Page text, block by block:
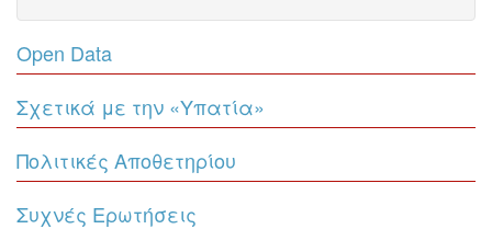
Open Data
Σχετικά με την «Υπατία»
Πολιτικές Αποθετηρίου
Συχνές Ερωτήσεις